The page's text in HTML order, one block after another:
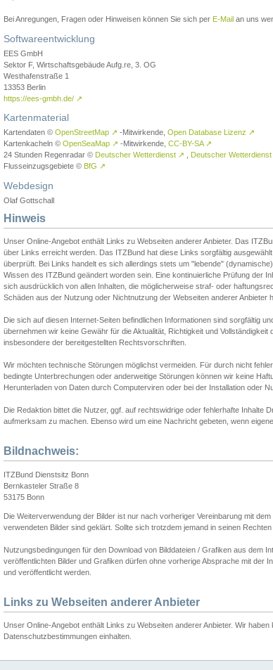
Bei Anregungen, Fragen oder Hinweisen können Sie sich per E-Mail an uns
Softwareentwicklung
EES GmbH
Sektor F, Wirtschaftsgebäude Aufg.re, 3. OG
Westhafenstraße 1
13353 Berlin
https://ees-gmbh.de/ ↗
Kartenmaterial
Kartendaten © OpenStreetMap ↗ -Mitwirkende, Open Database Lizenz ↗
Kartenkacheln © OpenSeaMap ↗ -Mitwirkende, CC-BY-SA ↗
24 Stunden Regenradar © Deutscher Wetterdienst ↗ Deutscher
Flusseinzugsgebiete © BfG ↗
Webdesign
Olaf Gottschall
Hinweis
Unser Online-Angebot enthält Links zu Webseiten anderer Anbieter. Das
über Links erreicht werden. Das ITZBund hat diese Links sorgfältig
überprüft. Bei Links handelt es sich allerdings stets um "lebende"
Wissen des ITZBund geändert worden sein. Eine kontinuierliche Prüfung der
sich ausdrücklich von allen Inhalten, die möglicherweise straf- oder
Schäden aus der Nutzung oder Nichtnutzung der Webseiten anderer
Die sich auf diesen Internet-Seiten befindlichen Informationen sind sorgfältig
übernehmen wir keine Gewähr für die Aktualität, Richtigkeit und
insbesondere der bereitgestellten Rechtsvorschriften.
Wir möchten technische Störungen möglichst vermeiden. Für durch nicht
bedingte Unterbrechungen oder anderweitige Störungen können wir keine
Herunterladen von Daten durch Computerviren oder bei der Installation oder
Die Redaktion bittet die Nutzer, ggf. auf rechtswidrige oder fehlerhafte Inhalte
aufmerksam zu machen. Ebenso wird um eine Nachricht gebeten, wenn
Bildnachweis:
ITZBund Dienstsitz Bonn
Bernkasteler Straße 8
53175 Bonn
Die Weiterverwendung der Bilder ist nur nach vorheriger Vereinbarung mit
verwendeten Bilder sind geklärt. Sollte sich trotzdem jemand in seinen
Nutzungsbedingungen für den Download von Bilddateien / Grafiken aus dem
veröffentlichten Bilder und Grafiken dürfen ohne vorherige Absprache mit der
und veröffentlicht werden.
Links zu Webseiten anderer Anbieter
Unser Online-Angebot enthält Links zu Webseiten anderer Anbieter. Wir
Datenschutzbestimmungen einhalten.